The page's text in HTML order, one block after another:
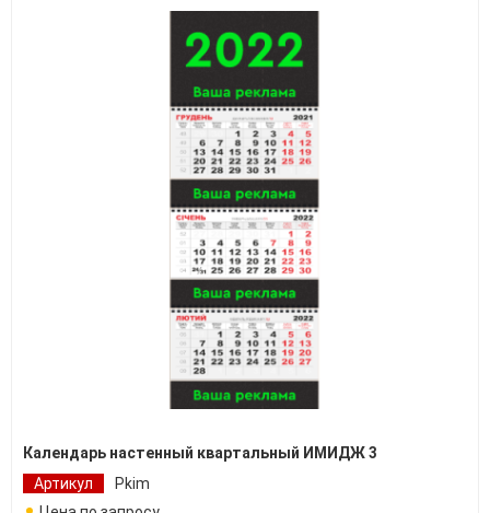
Календарь настенный квартальный ИМИДЖ 3
Артикул
Pkim